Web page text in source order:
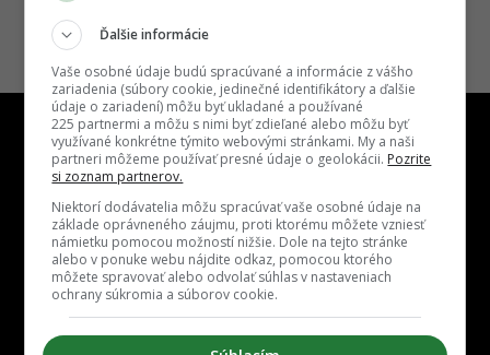
Kontakt Inzercia Cenník Redakcia Kariéra
Ďalšie informácie
Vaše osobné údaje budú spracúvané a informácie z vášho
zariadenia (súbory cookie, jedinečné identifikátory a ďalšie
údaje o zariadení) môžu byť ukladané a používané
225 partnermi a môžu s nimi byť zdieľané alebo môžu byť
využívané konkrétne týmito webovými stránkami. My a naši
partneri môžeme používať presné údaje o geolokácii. Pozrite
si zoznam partnerov.
Niektorí dodávatelia môžu spracúvať vaše osobné údaje na
základe oprávneného záujmu, proti ktorému môžete vzniesť
námietku pomocou možností nižšie. Dole na tejto stránke
alebo v ponuke webu nájdite odkaz, pomocou ktorého
môžete spravovať alebo odvolať súhlas v nastaveniach
ochrany súkromia a súborov cookie.